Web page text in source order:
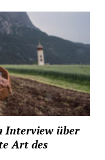
Interview über
Art des